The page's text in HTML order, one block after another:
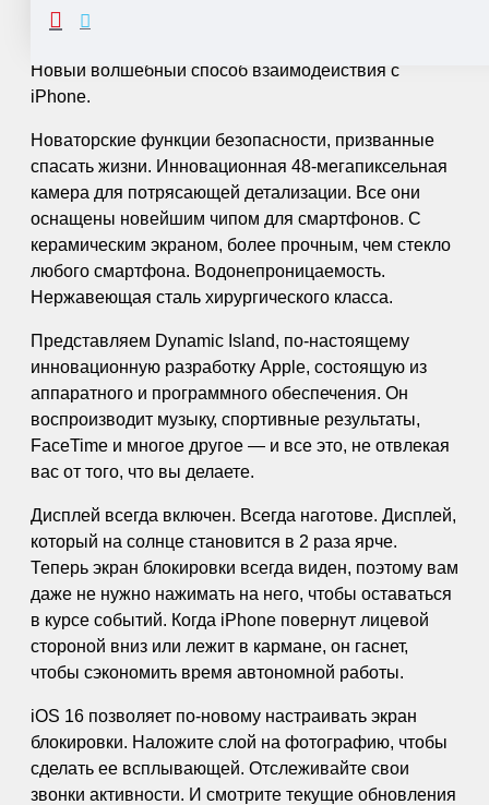
ОПИСАНИЕ
Новый волшебный способ взаимодействия с
iPhone.
Новаторские функции безопасности, призванные
спасать жизни. Инновационная 48-мегапиксельная
камера для потрясающей детализации. Все они
оснащены новейшим чипом для смартфонов. С
керамическим экраном, более прочным, чем стекло
любого смартфона. Водонепроницаемость.
Нержавеющая сталь хирургического класса.
Представляем Dynamic Island, по-настоящему
инновационную разработку Apple, состоящую из
аппаратного и программного обеспечения. Он
воспроизводит музыку, спортивные результаты,
FaceTime и многое другое — и все это, не отвлекая
вас от того, что вы делаете.
Дисплей всегда включен. Всегда наготове. Дисплей,
который на солнце становится в 2 раза ярче.
Теперь экран блокировки всегда виден, поэтому вам
даже не нужно нажимать на него, чтобы оставаться
в курсе событий. Когда iPhone повернут лицевой
стороной вниз или лежит в кармане, он гаснет,
чтобы сэкономить время автономной работы.
iOS 16 позволяет по-новому настраивать экран
блокировки. Наложите слой на фотографию, чтобы
сделать ее всплывающей. Отслеживайте свои
звонки активности. И смотрите текущие обновления